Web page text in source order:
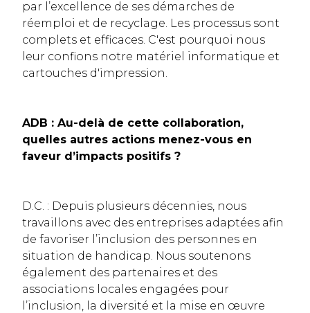
par l’excellence de ses démarches de
réemploi et de recyclage. Les processus sont
complets et efficaces. C'est pourquoi nous
leur confions notre matériel informatique et
cartouches d'impression.
ADB : Au-delà de cette collaboration,
quelles autres actions menez-vous en
faveur d’impacts positifs ?
D.C. : Depuis plusieurs décennies, nous
travaillons avec des entreprises adaptées afin
de favoriser l’inclusion des personnes en
situation de handicap. Nous soutenons
également des partenaires et des
associations locales engagées pour
l’inclusion, la diversité et la mise en œuvre